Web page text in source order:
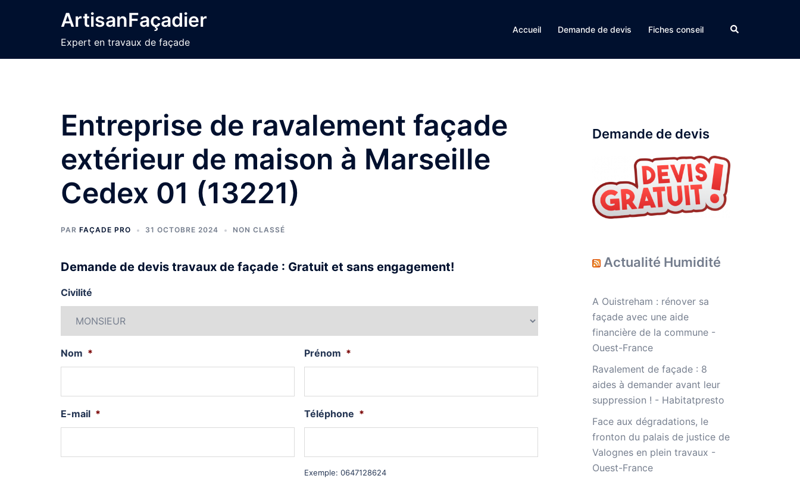
ArtisanFaçadier
Expert en travaux de façade
Accueil Demande de devis Fiches conseil Rechercher
Entreprise de ravalement façade
extérieur de maison à Marseille
Cedex 01 (13221)
PAR FAÇADE PRO 31 OCTOBRE 2024 NON CLASSÉ
Demande de devis travaux de façade : Gratuit et sans engagement!
Civilité
Nom * Prénom *
E-mail * Téléphone *
Exemple: 0647128624
Demande de devis
Actualité Humidité
A Ouistreham : rénover sa
façade avec une aide
financière de la commune -
Ouest-France
Ravalement de façade : 8
aides à demander avant leur
suppression ! - Habitatpresto
Face aux dégradations, le
fronton du palais de justice de
Valognes en plein travaux -
Ouest-France